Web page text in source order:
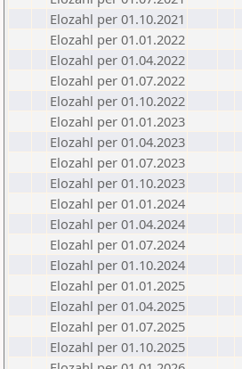
Elozahl per 01.10.2021
Elozahl per 01.01.2022
Elozahl per 01.04.2022
Elozahl per 01.07.2022
Elozahl per 01.10.2022
Elozahl per 01.01.2023
Elozahl per 01.04.2023
Elozahl per 01.07.2023
Elozahl per 01.10.2023
Elozahl per 01.01.2024
Elozahl per 01.04.2024
Elozahl per 01.07.2024
Elozahl per 01.10.2024
Elozahl per 01.01.2025
Elozahl per 01.04.2025
Elozahl per 01.07.2025
Elozahl per 01.10.2025